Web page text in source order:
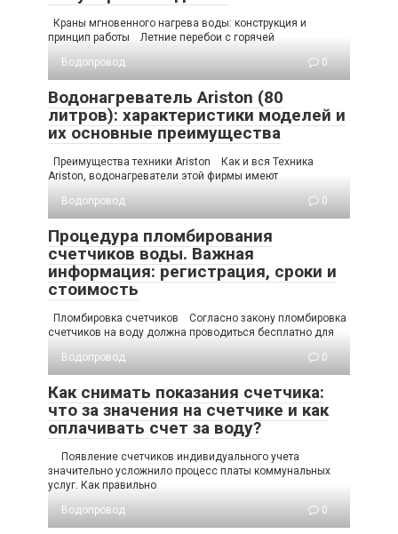
Краны мгновенного нагрева воды: конструкция и
принцип работы Летние перебои с горячей
Водопровод
0
Водонагреватель Аriston (80
литров): характеристики моделей и
их основные преимущества
Преимущества техники Ariston Как и вся Техника
Аriston, водонагреватели этой фирмы имеют
Водопровод
0
Процедура пломбирования
счетчиков воды. Важная
информация: регистрация, сроки и
стоимость
Пломбировка счетчиков Согласно закону пломбировка
счетчиков на воду должна проводиться бесплатно для
Водопровод
0
Как снимать показания счетчика:
что за значения на счетчике и как
оплачивать счет за воду?
Появление счетчиков индивидуального учета
значительно усложнило процесс платы коммунальных
услуг. Как правильно
Водопровод
0